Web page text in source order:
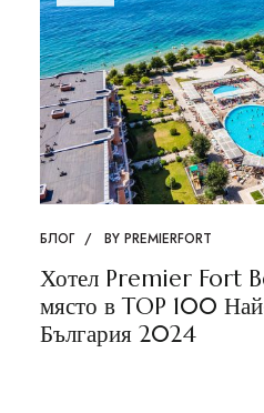
БЛОГ BY PREMIERFORT
Хотел Premier Fort
място в TOP 100
България 2024